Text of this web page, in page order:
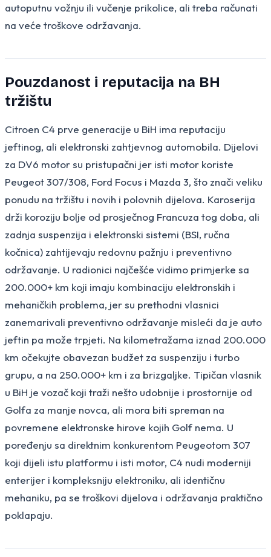
autoputnu vožnju ili vučenje prikolice, ali treba računati
na veće troškove održavanja.
Pouzdanost i reputacija na BH
tržištu
Citroen C4 prve generacije u BiH ima reputaciju
jeftinog, ali elektronski zahtjevnog automobila. Dijelovi
za DV6 motor su pristupačni jer isti motor koriste
Peugeot 307/308, Ford Focus i Mazda 3, što znači veliku
ponudu na tržištu i novih i polovnih dijelova. Karoserija
drži koroziju bolje od prosječnog Francuza tog doba, ali
zadnja suspenzija i elektronski sistemi (BSI, ručna
kočnica) zahtijevaju redovnu pažnju i preventivno
održavanje. U radionici najčešće vidimo primjerke sa
200.000+ km koji imaju kombinaciju elektronskih i
mehaničkih problema, jer su prethodni vlasnici
zanemarivali preventivno održavanje misleći da je auto
jeftin pa može trpjeti. Na kilometražama iznad 200.000
km očekujte obavezan budžet za suspenziju i turbo
grupu, a na 250.000+ km i za brizgaljke. Tipičan vlasnik
u BiH je vozač koji traži nešto udobnije i prostornije od
Golfa za manje novca, ali mora biti spreman na
povremene elektronske hirove kojih Golf nema. U
poređenju sa direktnim konkurentom Peugeotom 307
koji dijeli istu platformu i isti motor, C4 nudi moderniji
enterijer i kompleksniju elektroniku, ali identičnu
mehaniku, pa se troškovi dijelova i održavanja praktično
poklapaju.